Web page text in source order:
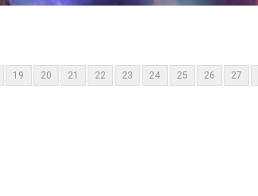
19 20 21 22 23 24 25 26 27